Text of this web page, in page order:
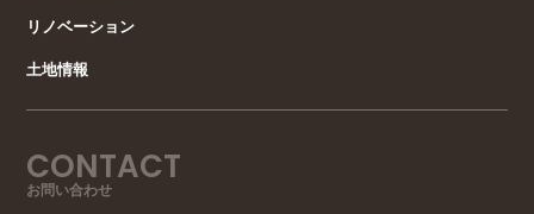
リノベーション
土地情報
CONTACT
お問い合わせ